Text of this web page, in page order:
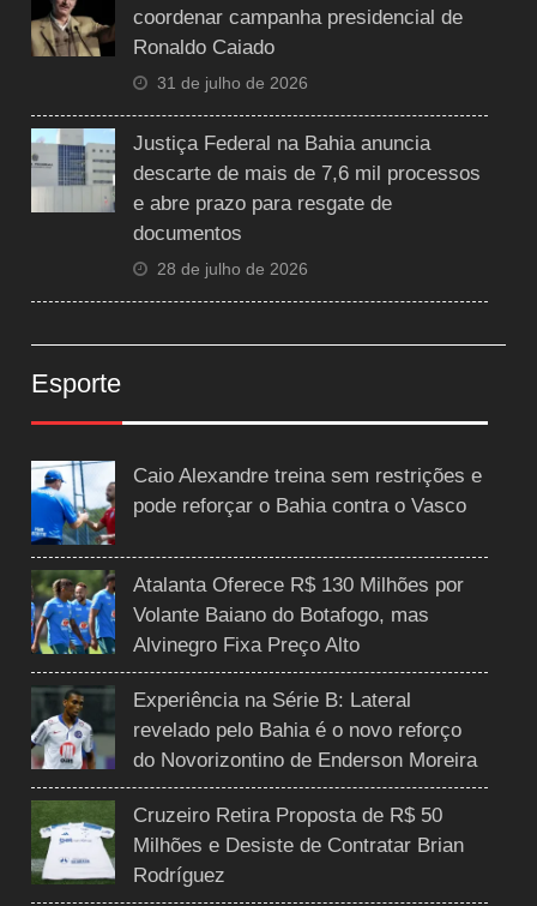
coordenar campanha presidencial de
Ronaldo Caiado
31 de julho de 2026
Justiça Federal na Bahia anuncia
descarte de mais de 7,6 mil processos
e abre prazo para resgate de
documentos
28 de julho de 2026
Esporte
Caio Alexandre treina sem restrições e
pode reforçar o Bahia contra o Vasco
Atalanta Oferece R$ 130 Milhões por
Volante Baiano do Botafogo, mas
Alvinegro Fixa Preço Alto
Experiência na Série B: Lateral
revelado pelo Bahia é o novo reforço
do Novorizontino de Enderson Moreira
Cruzeiro Retira Proposta de R$ 50
Milhões e Desiste de Contratar Brian
Rodríguez